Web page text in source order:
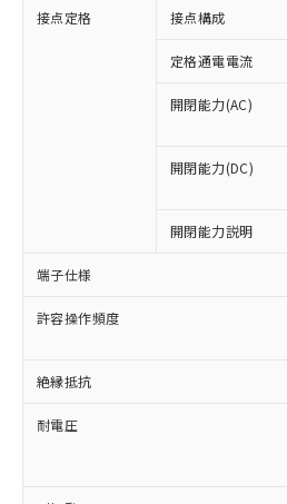
接点定格 接点構成
定格通電電流
開閉能力(AC)
開閉能力(DC)
開閉能力説明
端子仕様
許容操作頻度
絶縁抵抗
耐電圧
ご利用条件
以下の条件をお読みいた
ご利用ください。
本サービスは、当社
商品の当社在庫状況
(税抜)を提供させて
当社制御機器事業取
本サービスの対象外
ことをご了承くださ
在庫状況および標準
記載している更新日
タに基づき作成され
覧された時点での実
準価格とは異なる場
非含有に対応した製品が提
対応予定：EU RoHS指令
有に対応した製品に切り
対応予定なし：EU RoHS
非含有に非対応の商品で
定はありません。
調査・確認中：EU RoHS
非含有の対応状況を調査
非該当品：ライセンス料
害物質有無と関係のない
仕入先様の事情により、
いたものが、含有品と判
むを得ず変更することが
鉛(Pb) 1000ppm以下、 水銀(Hg)
六価クロム(Cr(Ⅵ)) 1000ppm以下
類(PBB) 1000ppm以下、ポリ臭化
(PBDE) 1000ppm以下、フタル酸
※1 中国RoHS○×表
「○」：最大均質材料含有
基準値以下であることを
「×」：最大均質材料含
基準値を超えていること
「－」：未確認です。当
い合わせください。
*中国RoHS10物質の基準値 (GB/
Pb(鉛) :1000ppm、 Hg(水銀) :
Cr(Ⅵ)(六価クロム) : 1000ppm、
当社は、これら貴社
為替および外国貿易
（以下｢規制貨物等
国政府の輸出許可(
可)を取得するなどの